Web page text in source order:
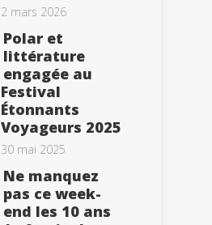
2 mars 2026
Polar et
littérature
engagée au
Festival
Étonnants
Voyageurs 2025
30 mai 2025
Ne manquez
pas ce week-
end les 10 ans